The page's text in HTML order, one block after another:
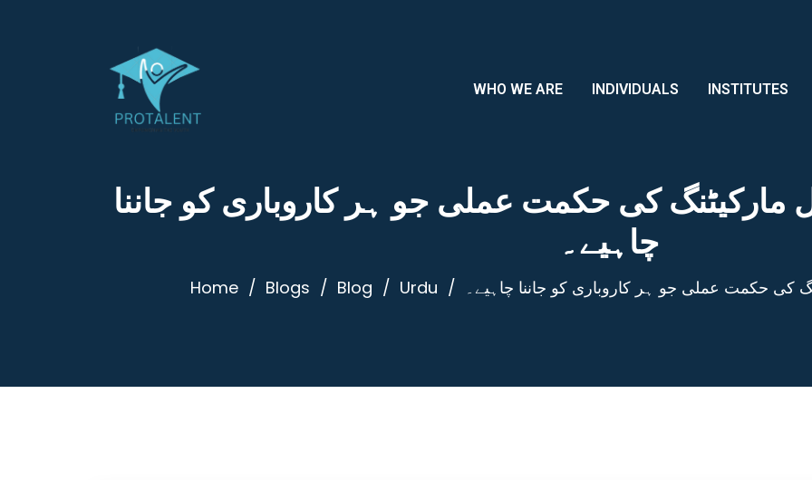
WHO WE ARE INDIVIDUALS INSTITUTES
کی حکمت عملی جو ہر کاروباری کو جاننا
چاہیے۔
Home Blogs Blog Urdu کی حکمت عملی جو ہر کاروباری کو جاننا چاہیے۔